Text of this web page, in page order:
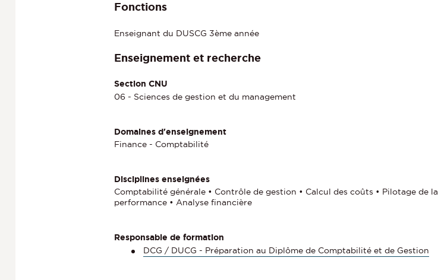
Fonctions
Enseignant du DUSCG 3ème année
Enseignement et recherche
Section CNU
06 - Sciences de gestion et du management
Domaines d'enseignement
Finance - Comptabilité
Disciplines enseignées
Comptabilité générale • Contrôle de gestion • Calcul des coûts • Pilotage de la
performance • Analyse financière
Responsable de formation
DCG / DUCG - Préparation au Diplôme de Comptabilité et de Gestion